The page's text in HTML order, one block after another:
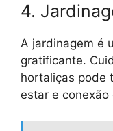
4.
A jardinagem é
gratificante.
hortaliças pode
estar e